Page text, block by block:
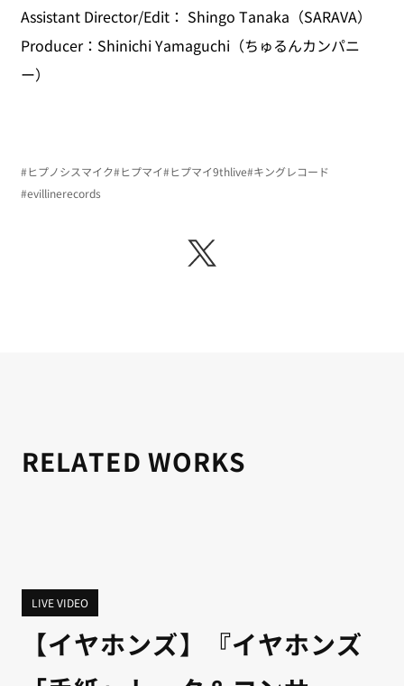
Assistant Director/Edit： Shingo Tanaka（SARAVA）
Producer：Shinichi Yamaguchi（ちゅるんカンパニ
ー）
#ヒプノシスマイク#ヒプマイ#ヒプマイ9thlive#キングレコード
#evillinerecords
RELATED WORKS
LIVE VIDEO
【イヤホンズ】『イヤホンズ